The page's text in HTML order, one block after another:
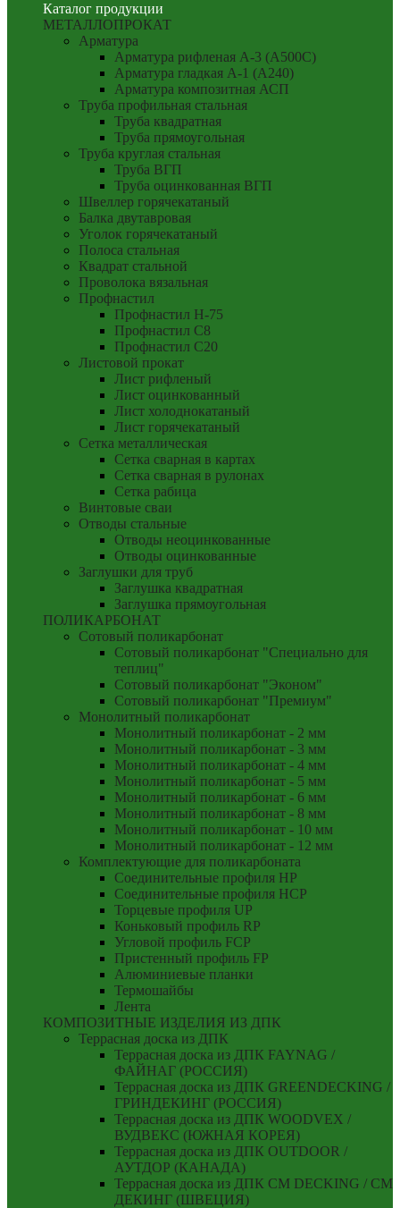
Каталог продукции
МЕТАЛЛОПРОКАТ
Арматура
Арматура рифленая А-3 (А500С)
Арматура гладкая А-1 (А240)
Арматура композитная АСП
Труба профильная стальная
Труба квадратная
Труба прямоугольная
Труба круглая стальная
Труба ВГП
Труба оцинкованная ВГП
Швеллер горячекатаный
Балка двутавровая
Уголок горячекатаный
Полоса стальная
Квадрат стальной
Проволока вязальная
Профнастил
Профнастил Н-75
Профнастил С8
Профнастил С20
Листовой прокат
Лист рифленый
Лист оцинкованный
Лист холоднокатаный
Лист горячекатаный
Сетка металлическая
Сетка сварная в картах
Сетка сварная в рулонах
Сетка рабица
Винтовые сваи
Отводы стальные
Отводы неоцинкованные
Отводы оцинкованные
Заглушки для труб
Заглушка квадратная
Заглушка прямоугольная
ПОЛИКАРБОНАТ
Сотовый поликарбонат
Сотовый поликарбонат "Специально для
теплиц"
Сотовый поликарбонат "Эконом"
Сотовый поликарбонат "Премиум"
Монолитный поликарбонат
Монолитный поликарбонат - 2 мм
Монолитный поликарбонат - 3 мм
Монолитный поликарбонат - 4 мм
Монолитный поликарбонат - 5 мм
Монолитный поликарбонат - 6 мм
Монолитный поликарбонат - 8 мм
Монолитный поликарбонат - 10 мм
Монолитный поликарбонат - 12 мм
Комплектующие для поликарбоната
Соединительные профиля HP
Соединительные профиля HCP
Торцевые профиля UP
Коньковый профиль RP
Угловой профиль FCP
Пристенный профиль FP
Алюминиевые планки
Термошайбы
Лента
КОМПОЗИТНЫЕ ИЗДЕЛИЯ ИЗ ДПК
Террасная доска из ДПК
Террасная доска из ДПК FAYNAG /
ФАЙНАГ (РОССИЯ)
Террасная доска из ДПК GREENDECKING /
ГРИНДЕКИНГ (РОССИЯ)
Террасная доска из ДПК WOODVEX /
ВУДВЕКС (ЮЖНАЯ КОРЕЯ)
Террасная доска из ДПК OUTDOOR /
АУТДОР (КАНАДА)
Террасная доска из ДПК CM DECKING / СМ
ДЕКИНГ (ШВЕЦИЯ)